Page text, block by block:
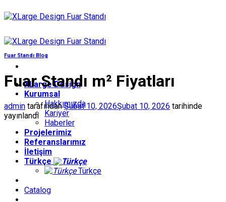
atla
XLarge Design
Kurumsal
Hakkımızda
Kariyer
Haberler
Projelerimiz
Referanslarımız
İletişim
Türkçe
Türkçe
Catalog
Fuar Standı Blog
Fuar Standı m² Fiyatları
admin tarafından Şubat 10, 2026Şubat 10, 2026 tarihinde
yayınlandı